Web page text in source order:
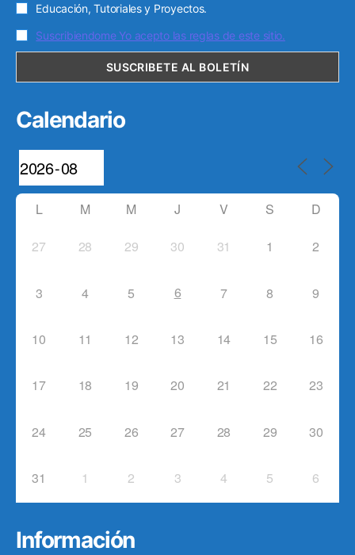
Educación, Tutoriales y Proyectos.
Suscribiendome Yo acepto las reglas de este sitio.
Calendario
L M M J V S D
27 28 29 30 31 1 2
3 4 5 6 7 8 9
10 11 12 13 14 15 16
17 18 19 20 21 22 23
24 25 26 27 28 29 30
31 1 2 3 4 5 6
Información